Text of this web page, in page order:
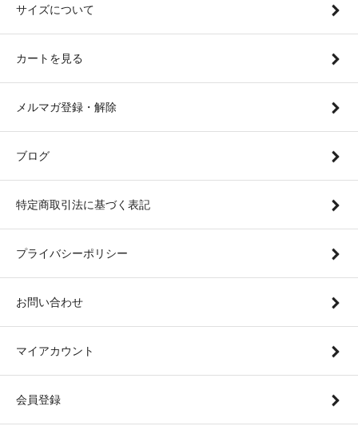
サイズについて
カートを見る
メルマガ登録・解除
ブログ
特定商取引法に基づく表記
プライバシーポリシー
お問い合わせ
マイアカウント
会員登録